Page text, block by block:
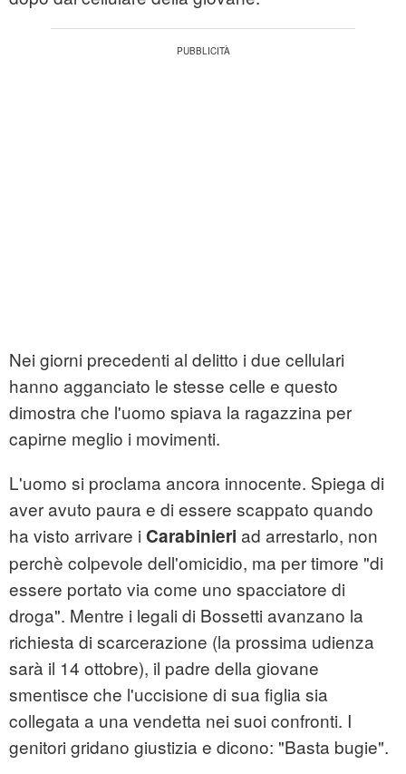
Nei giorni precedenti al delitto i due cellulari
hanno agganciato le stesse celle e questo
dimostra che l'uomo spiava la ragazzina per
capirne meglio i movimenti.
L'uomo si proclama ancora innocente. Spiega di
aver avuto paura e di essere scappato quando
ha visto arrivare i Carabinieri ad arrestarlo, non
perchè colpevole dell'omicidio, ma per timore "di
essere portato via come uno spacciatore di
droga". Mentre i legali di Bossetti avanzano la
richiesta di scarcerazione (la prossima udienza
sarà il 14 ottobre), il padre della giovane
smentisce che l'uccisione di sua figlia sia
collegata a una vendetta nei suoi confronti. I
genitori gridano giustizia e dicono: "Basta bugie".